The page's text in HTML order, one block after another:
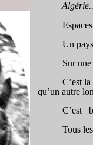
Un
Sur
C’est
qu’un autre
C’est
Tous